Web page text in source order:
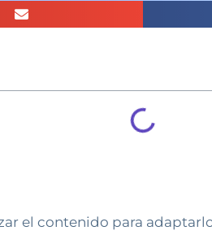
el contenido para